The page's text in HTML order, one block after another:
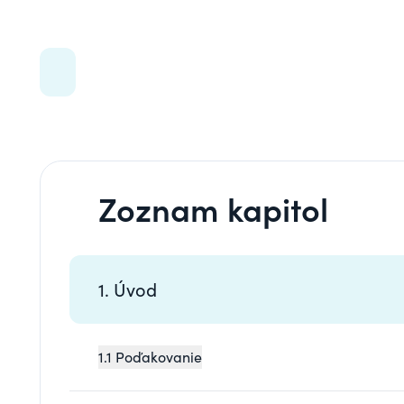
Zoznam kapitol
1. Úvod
1.1 Poďakovanie